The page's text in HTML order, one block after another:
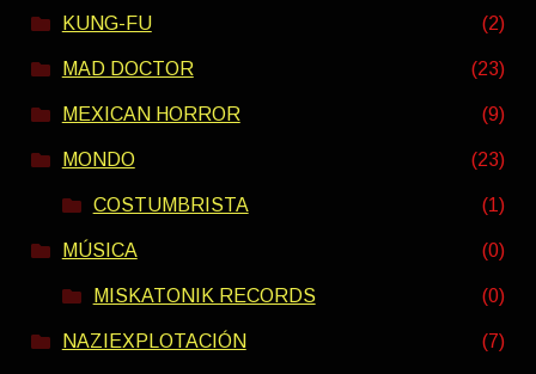
KUNG-FU (2)
MAD DOCTOR (23)
MEXICAN HORROR (9)
MONDO (23)
COSTUMBRISTA (1)
MÚSICA (0)
MISKATONIK RECORDS (0)
NAZIEXPLOTACIÓN (7)